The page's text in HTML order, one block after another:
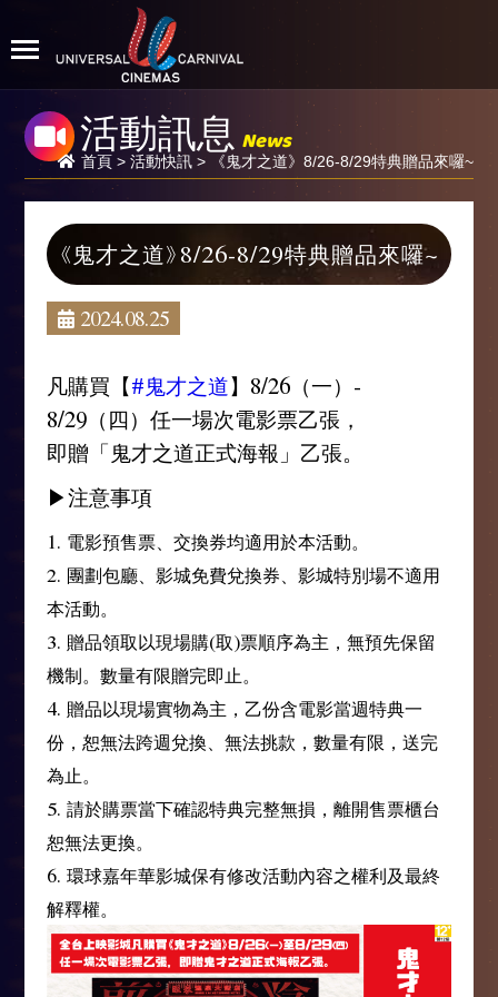
活動訊息 News
首頁> 活動快訊> 《鬼才之道》8/26-8/29特典贈品來囉~
《鬼才之道》8/26-8/29特典贈品來囉~
2024.08.25
凡購買【#鬼才之道】8/26（一）-
8/29（四）任一場次電影票乙張，
即贈「鬼才之道正式海報」乙張。
▶注意事項
1. 電影預售票、交換券均適用於本活動。
2. 團劃包廳、影城免費兌換券、影城特別場不適用
本活動。
3. 贈品領取以現場購(取)票順序為主，無預先保留
機制。數量有限贈完即止。
4. 贈品以現場實物為主，乙份含電影當週特典一
份，恕無法跨週兌換、無法挑款，數量有限，送完
為止。
5. 請於購票當下確認特典完整無損，離開售票櫃台
恕無法更換。
6. 環球嘉年華影城保有修改活動內容之權利及最終
解釋權。